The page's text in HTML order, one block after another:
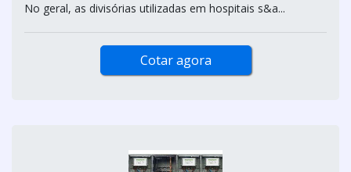
No geral, as divisórias utilizadas em hospitais s&a...
Cotar agora